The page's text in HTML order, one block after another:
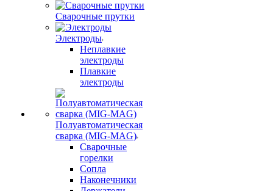
Сварочные прутки
Электроды
Неплавкие
электроды
Плавкие
электроды
Полуавтоматическая
сварка (MIG-MAG)
Сварочные
горелки
Сопла
Наконечники